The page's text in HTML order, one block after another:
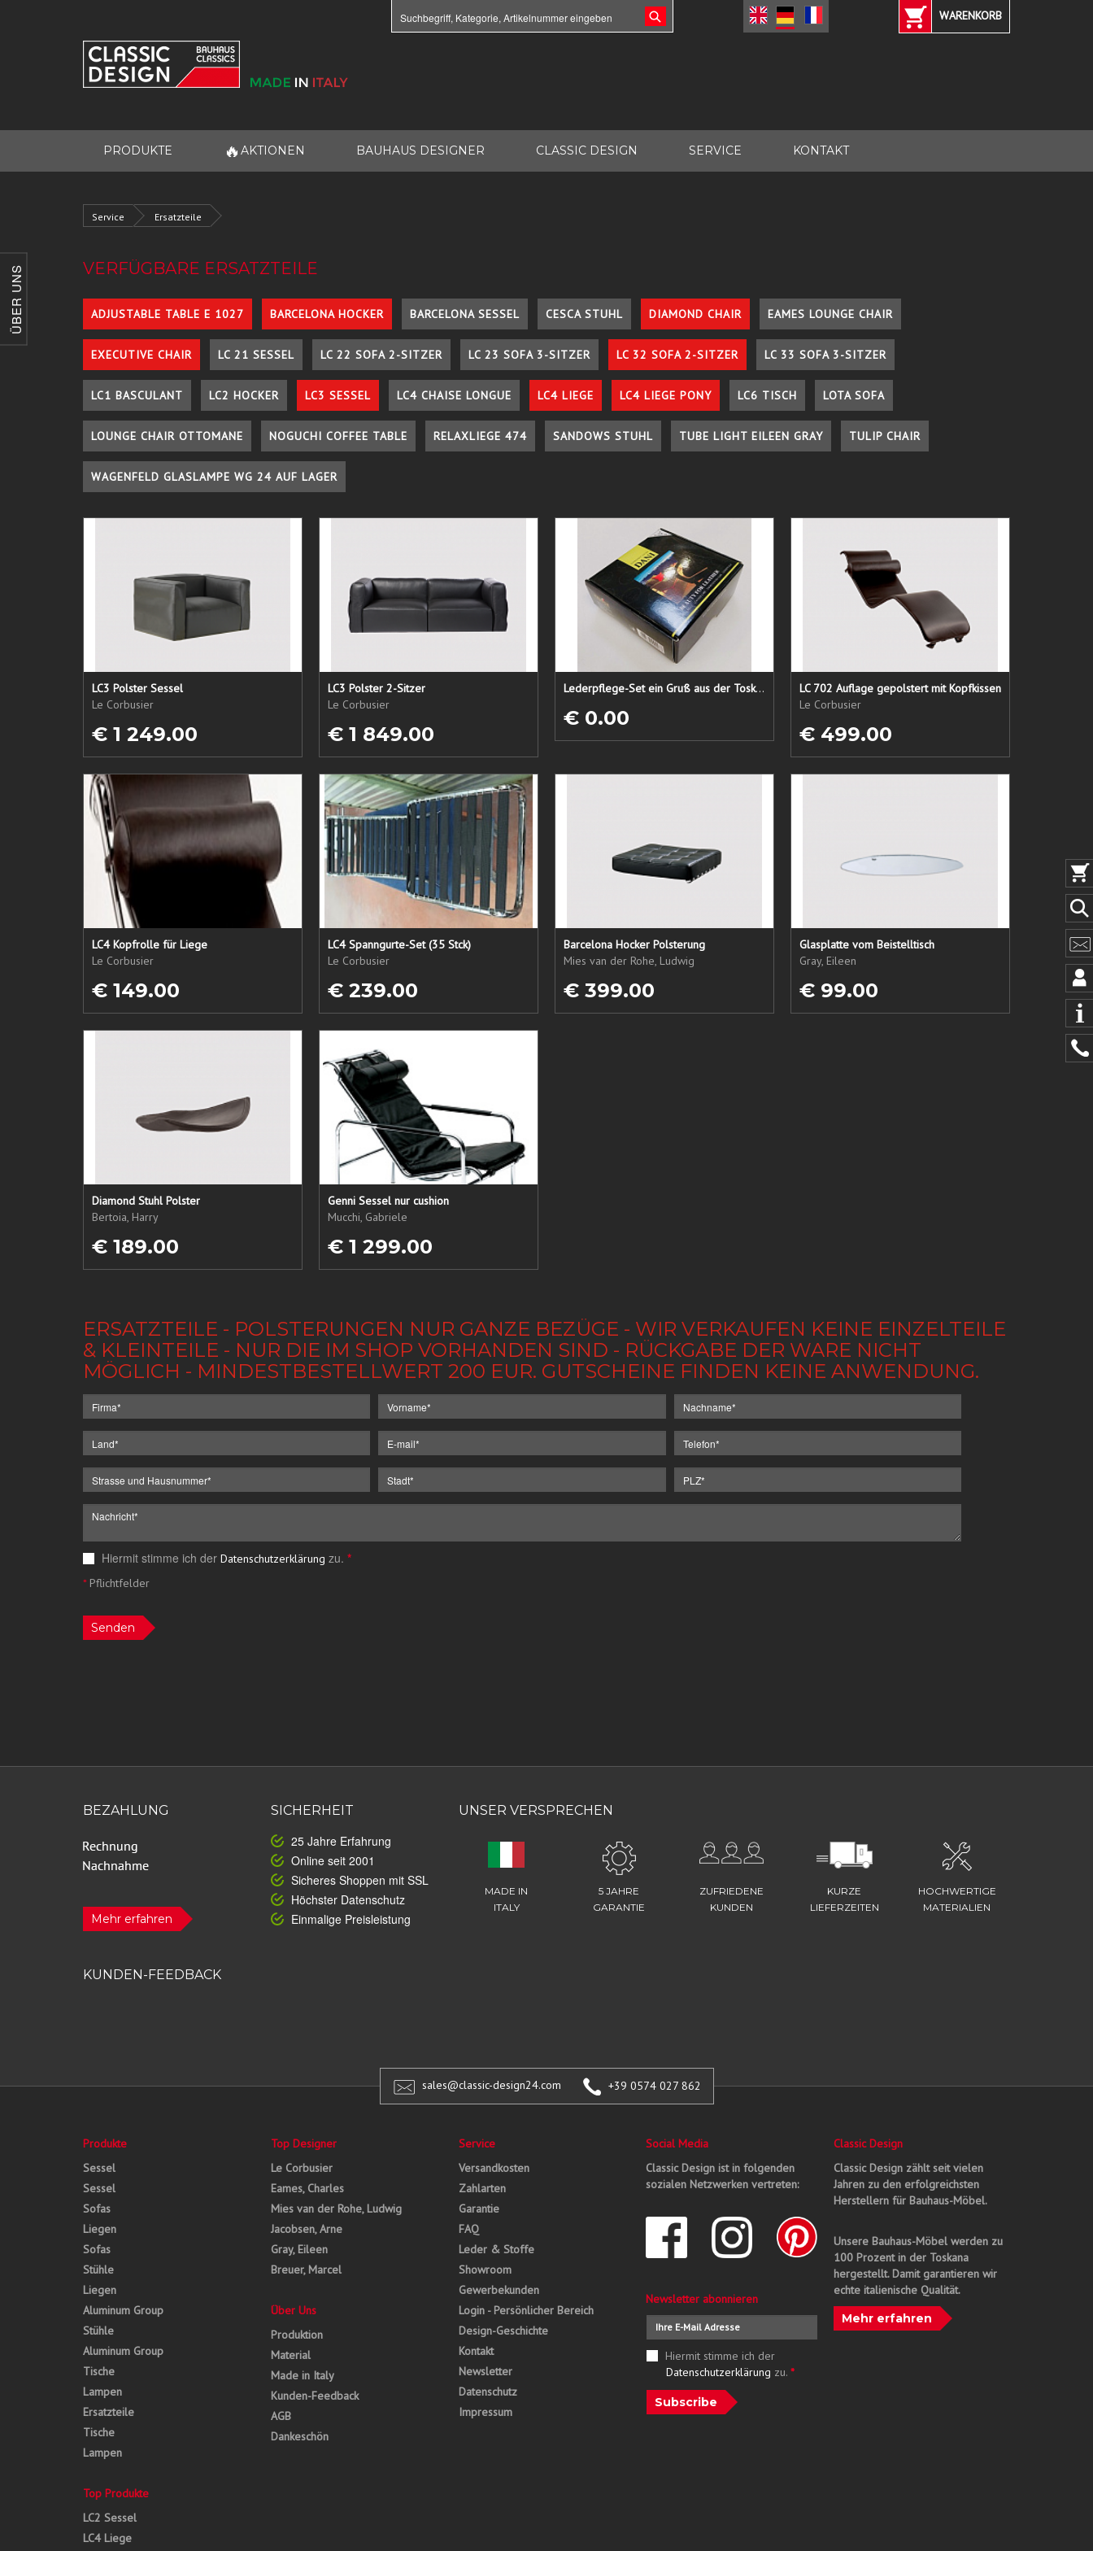
ÜBER UNS
WARENKORB
PRODUKTE 🔥 AKTIONEN BAUHAUS DESIGNER CLASSIC DESIGN SERVICE KONTAKT
Service Ersatzteile
VERFÜGBARE ERSATZTEILE
ADJUSTABLE TABLE E 1027 BARCELONA HOCKER BARCELONA SESSEL CESCA STUHL DIAMOND CHAIR EAMES LOUNGE CHAIR
EXECUTIVE CHAIR LC 21 SESSEL LC 22 SOFA 2-SITZER LC 23 SOFA 3-SITZER LC 32 SOFA 2-SITZER LC 33 SOFA 3-SITZER
LC1 BASCULANT LC2 HOCKER LC3 SESSEL LC4 CHAISE LONGUE LC4 LIEGE LC4 LIEGE PONY LC6 TISCH LOTA SOFA
LOUNGE CHAIR OTTOMANE NOGUCHI COFFEE TABLE RELAXLIEGE 474 SANDOWS STUHL TUBE LIGHT EILEEN GRAY TULIP CHAIR
WAGENFELD GLASLAMPE WG 24 AUF LAGER
LC3 Polster Sessel
Le Corbusier
€ 1 249.00
LC3 Polster 2-Sitzer
Le Corbusier
€ 1 849.00
Lederpflege-Set ein Gruß aus der Toskana...
€ 0.00
LC 702 Auflage gepolstert mit Kopfkissen
Le Corbusier
€ 499.00
LC4 Kopfrolle für Liege
Le Corbusier
€ 149.00
LC4 Spanngurte-Set (35 Stck)
Le Corbusier
€ 239.00
Barcelona Hocker Polsterung
Mies van der Rohe, Ludwig
€ 399.00
Glasplatte vom Beistelltisch
Gray, Eileen
€ 99.00
Diamond Stuhl Polster
Bertoia, Harry
€ 189.00
Genni Sessel nur cushion
Mucchi, Gabriele
€ 1 299.00
ERSATZTEILE - POLSTERUNGEN NUR GANZE BEZÜGE - WIR VERKAUFEN KEINE EINZELTEILE
& KLEINTEILE - NUR DIE IM SHOP VORHANDEN SIND - RÜCKGABE DER WARE NICHT
MÖGLICH - MINDESTBESTELLWERT 200 EUR. GUTSCHEINE FINDEN KEINE ANWENDUNG.
Hiermit stimme ich der Datenschutzerklärung zu. *
*Pflichtfelder
Senden
BEZAHLUNG
Mehr erfahren
SICHERHEIT
25 Jahre Erfahrung
Online seit 2001
Sicheres Shoppen mit SSL
Höchster Datenschutz
Einmalige Preisleistung
UNSER VERSPRECHEN
MADE IN
ITALY
5 JAHRE
GARANTIE
ZUFRIEDENE
KUNDEN
KURZE
LIEFERZEITEN
HOCHWERTIGE
MATERIALIEN
KUNDEN-FEEDBACK
sales@classic-design24.com +39 0574 027 862
Produkte
Sessel
Sessel
Sofas
Liegen
Sofas
Stühle
Liegen
Aluminum Group
Stühle
Aluminum Group
Tische
Lampen
Ersatzteile
Tische
Lampen
Top Produkte
LC2 Sessel
LC4 Liege
Top Designer
Le Corbusier
Eames, Charles
Mies van der Rohe, Ludwig
Jacobsen, Arne
Gray, Eileen
Breuer, Marcel
Über Uns
Produktion
Material
Made in Italy
Kunden-Feedback
AGB
Dankeschön
Service
Versandkosten
Zahlarten
Garantie
FAQ
Leder & Stoffe
Showroom
Gewerbekunden
Login - Persönlicher Bereich
Design-Geschichte
Kontakt
Newsletter
Datenschutz
Impressum
Social Media
Classic Design ist in folgenden
sozialen Netzwerken vertreten:
Newsletter abonnieren
Hiermit stimme ich der
Datenschutzerklärung zu. *
Subscribe
Classic Design
Classic Design zählt seit vielen
Jahren zu den erfolgreichsten
Herstellern für Bauhaus-Möbel.
Unsere Bauhaus-Möbel werden zu
100 Prozent in der Toskana
hergestellt. Damit garantieren wir
echte italienische Qualität.
Mehr erfahren